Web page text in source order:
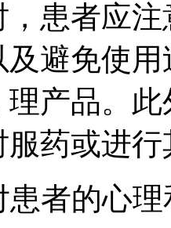
患者应
避免使
理产品。
药或进
患者的心